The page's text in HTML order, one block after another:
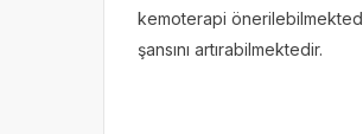
kemoterapi
şansını artırabilmektedir.